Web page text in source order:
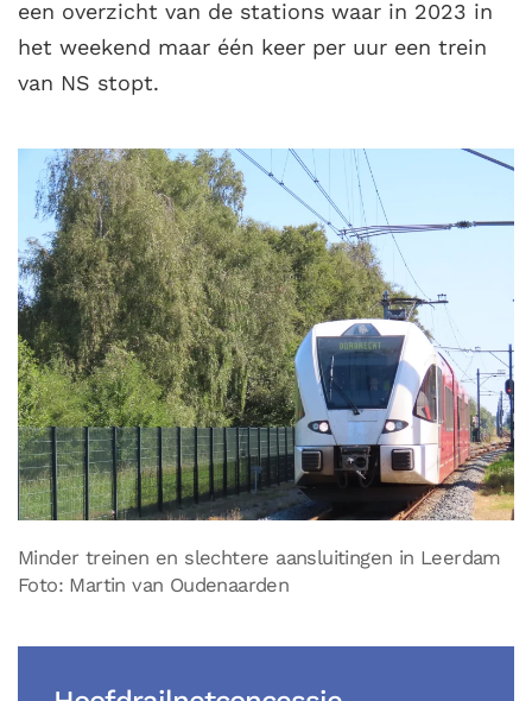
een overzicht van de stations waar in 2023 in
het weekend maar één keer per uur een trein
van NS stopt.
Minder treinen en slechtere aansluitingen in Leerdam
Foto: Martin van Oudenaarden